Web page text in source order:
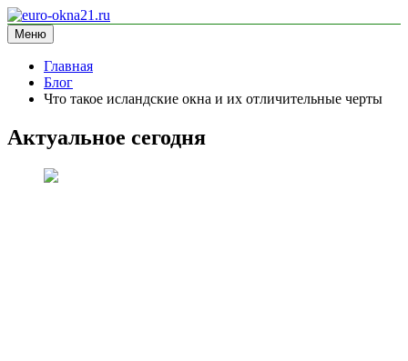
Перейти
к
содержимому
euro-okna21.ru
блог про окна
Меню
Главная
Блог
Что такое исландские окна и их отличительные черты
Актуальное сегодня